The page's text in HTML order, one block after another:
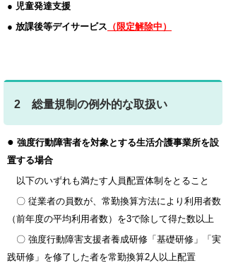
● 児童発達支援
● 放課後等デイサービス （限定解除中）
2 総量規制の例外的な取扱い
● 強度行動障害者を対象とする生活介護事業所を設
置する場合
以下のいずれも満たす人員配置体制をとること
〇 従業者の員数が、常勤換算方法により利用者数
（前年度の平均利用者数）を3で除して得た数以上
〇 強度行動障害支援者養成研修「基礎研修」「実
践研修」を修了した者を常勤換算2人以上配置